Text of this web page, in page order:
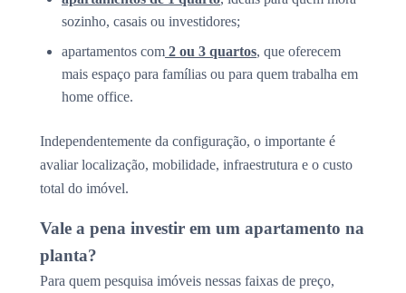
sozinho, casais ou investidores;
apartamentos com 2 ou 3 quartos, que oferecem
mais espaço para famílias ou para quem trabalha em
home office.
Independentemente da configuração, o importante é
avaliar localização, mobilidade, infraestrutura e o custo
total do imóvel.
Vale a pena investir em um apartamento na
planta?
Para quem pesquisa imóveis nessas faixas de preço,